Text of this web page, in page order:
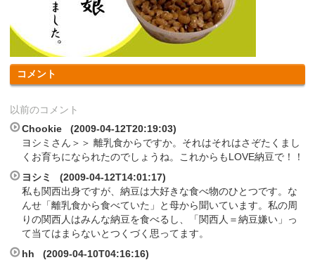
コメント
以前のコメント
Chookie (2009-04-12T20:19:03)
ヨシミさん＞＞ 離乳食からですか。それはそれはさぞたくまし
くお育ちになられたのでしょうね。これからもLOVE納豆で！！
ヨシミ (2009-04-12T14:01:17)
私も関西出身ですが、納豆は大好きな食べ物のひとつです。な
んせ「離乳食から食べていた」と母から聞いています。私の周
りの関西人はみんな納豆を食べるし、「関西人＝納豆嫌い」っ
て当てはまらないとつくづく思ってます。
hh (2009-04-10T04:16:16)